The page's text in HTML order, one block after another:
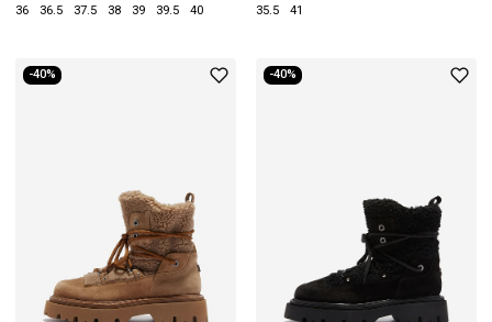
36 36.5 37.5 38 39 39.5 40 35.5 41
-40% -40%